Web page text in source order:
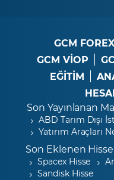
GCM FOREX
GCM VİOP
EĞİTİM
Son Yayınlanan
ABD Tarım Dışı
Yatırım Araçları
Son Eklenen
Spacex Hisse
Sandisk Hisse